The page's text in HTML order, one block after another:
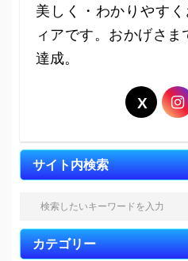
美しく・わかりやす
ィアです。おかげさ
達成。
サイト内検索
カテゴリー